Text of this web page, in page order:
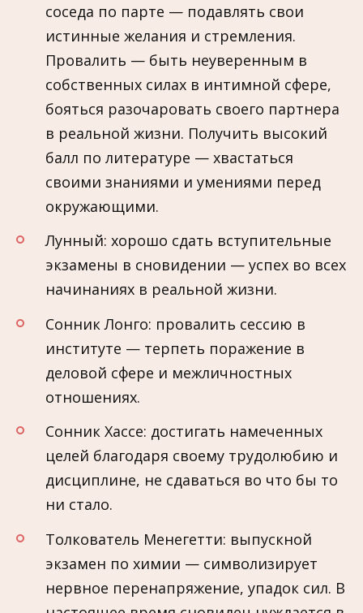
соседа по парте — подавлять свои
истинные желания и стремления.
Провалить — быть неуверенным в
собственных силах в интимной сфере,
бояться разочаровать своего партнера
в реальной жизни. Получить высокий
балл по литературе — хвастаться
своими знаниями и умениями перед
окружающими.
Лунный: хорошо сдать вступительные
экзамены в сновидении — успех во всех
начинаниях в реальной жизни.
Сонник Лонго: провалить сессию в
институте — терпеть поражение в
деловой сфере и межличностных
отношениях.
Сонник Хассе: достигать намеченных
целей благодаря своему трудолюбию и
дисциплине, не сдаваться во что бы то
ни стало.
Толкователь Менегетти: выпускной
экзамен по химии — символизирует
нервное перенапряжение, упадок сил. В